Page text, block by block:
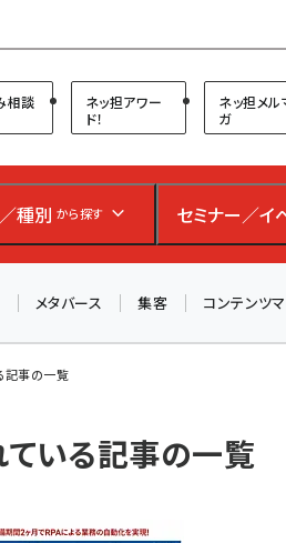
ラム
相談
ネッ担アワー
ド！
ネッ担メル
ガ
種別 から探す セミナー／イ
メタバース 集客 コンテンツ
記事の一覧
ている記事の一覧